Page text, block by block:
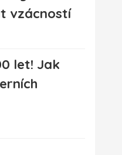
vzácností
let! Jak